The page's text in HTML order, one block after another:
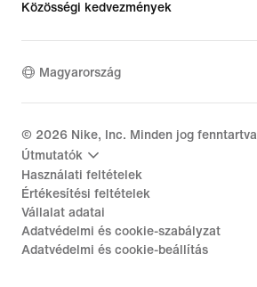
Közösségi kedvezmények
Magyarország
© 2026 Nike, Inc. Minden jog fenntartva
Útmutatók
Használati feltételek
Értékesítési feltételek
Vállalat adatai
Adatvédelmi és cookie-szabályzat
Adatvédelmi és cookie-beállítás